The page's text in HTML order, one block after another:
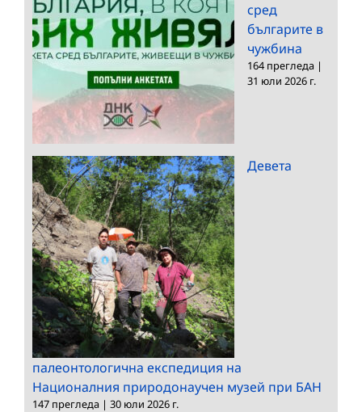
сред
българите в
чужбина
164 прегледа |
31 юли 2026 г.
Девета
палеонтологична експедиция на
Националния природонаучен музей при БАН
147 прегледа | 30 юли 2026 г.